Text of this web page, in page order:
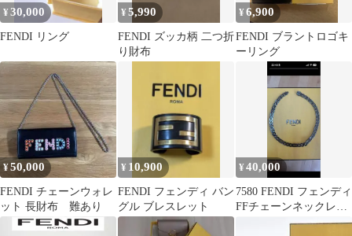
¥30,000
FENDI リング
¥5,990
FENDI ズッカ柄 二つ折
り財布
¥6,900
FENDI ブラントロゴキ
ーリング
¥50,000
FENDI チェーンウォレ
ット 長財布 難あり
¥ 10,900
FENDI フェンディ バン
グル ブレスレット
¥40,000
7580 FENDI フェンディ
FFチェーンネックレス